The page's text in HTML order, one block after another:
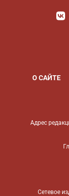
О САЙТЕ
Адрес
Сетевое